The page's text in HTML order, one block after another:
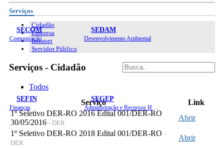
SECOM
Comunicação
SEDAM
Desenvolvimento Ambiental
SEFIN
Finanças
SEGEP
Serviços
Cidadão
Empresa
Intranet
Servidor Público
Serviços - Cidadão
Todos
Serviço
Link
1º Seletivo DER-RO 2016 Edital 001/DER-RO
30/05/2016 - DER
Abrir
1º Seletivo DER-RO 2018 Edital 001/DER-RO -
DER
Abrir